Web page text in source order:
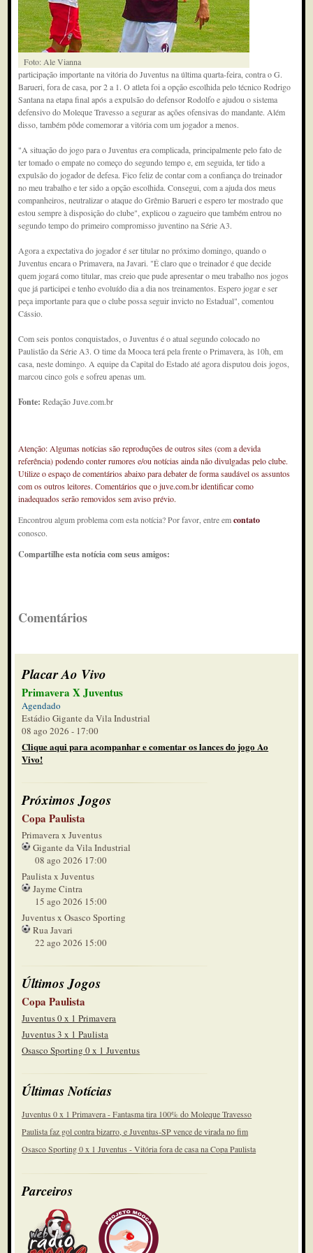
Foto: Ale Vianna
participação importante na vitória do Juventus na última quarta-feira, contra o G.
Barueri, fora de casa, por 2 a 1. O atleta foi a opção escolhida pelo técnico Rodrigo
Santana na etapa final após a expulsão do defensor Rodolfo e ajudou o sistema
defensivo do Moleque Travesso a segurar as ações ofensivas do mandante. Além
disso, também pôde comemorar a vitória com um jogador a menos.
"A situação do jogo para o Juventus era complicada, principalmente pelo fato de
ter tomado o empate no começo do segundo tempo e, em seguida, ter tido a
expulsão do jogador de defesa. Fico feliz de contar com a confiança do treinador
no meu trabalho e ter sido a opção escolhida. Consegui, com a ajuda dos meus
companheiros, neutralizar o ataque do Grêmio Barueri e espero ter mostrado que
estou sempre à disposição do clube", explicou o zagueiro que também entrou no
segundo tempo do primeiro compromisso juventino na Série A3.
Agora a expectativa do jogador é ser titular no próximo domingo, quando o
Juventus encara o Primavera, na Javari. "É claro que o treinador é que decide
quem jogará como titular, mas creio que pude apresentar o meu trabalho nos jogos
que já participei e tenho evoluído dia a dia nos treinamentos. Espero jogar e ser
peça importante para que o clube possa seguir invicto no Estadual", comentou
Cássio.
Com seis pontos conquistados, o Juventus é o atual segundo colocado no
Paulistão da Série A3. O time da Mooca terá pela frente o Primavera, às 10h, em
casa, neste domingo. A equipe da Capital do Estado até agora disputou dois jogos,
marcou cinco gols e sofreu apenas um.
Fonte:Redação Juve.com.br
Atenção: Algumas notícias são reproduções de outros sites (com a devida
referência) podendo conter rumores e/ou notícias ainda não divulgadas pelo clube.
Utilize o espaço de comentários abaixo para debater de forma saudável os assuntos
com os outros leitores. Comentários que o juve.com.br identificar como
inadequados serão removidos sem aviso prévio.
Encontrou algum problema com esta notícia? Por favor, entre emcontato
conosco.
Compartilhe esta notícia com seus amigos:
Comentários
Placar Ao Vivo
Primavera X Juventus
Agendado
Estádio Gigante da Vila Industrial
08 ago 2026 - 17:00
Clique aqui para acompanhar e comentar os lances do jogo Ao
Vivo!
Próximos Jogos
Copa Paulista
Primavera x Juventus
Gigante da Vila Industrial
08 ago 2026 17:00
Paulista x Juventus
Jayme Cintra
15 ago 2026 15:00
Juventus x Osasco Sporting
Rua Javari
22 ago 2026 15:00
Últimos Jogos
Copa Paulista
Juventus 0 x 1 Primavera
Juventus 3 x 1 Paulista
Osasco Sporting 0 x 1 Juventus
Últimas Notícias
Juventus 0 x 1 Primavera - Fantasma tira 100% do Moleque Travesso
Paulista faz gol contra bizarro, e Juventus-SP vence de virada no fim
Osasco Sporting 0 x 1 Juventus - Vitória fora de casa na Copa Paulista
Parceiros